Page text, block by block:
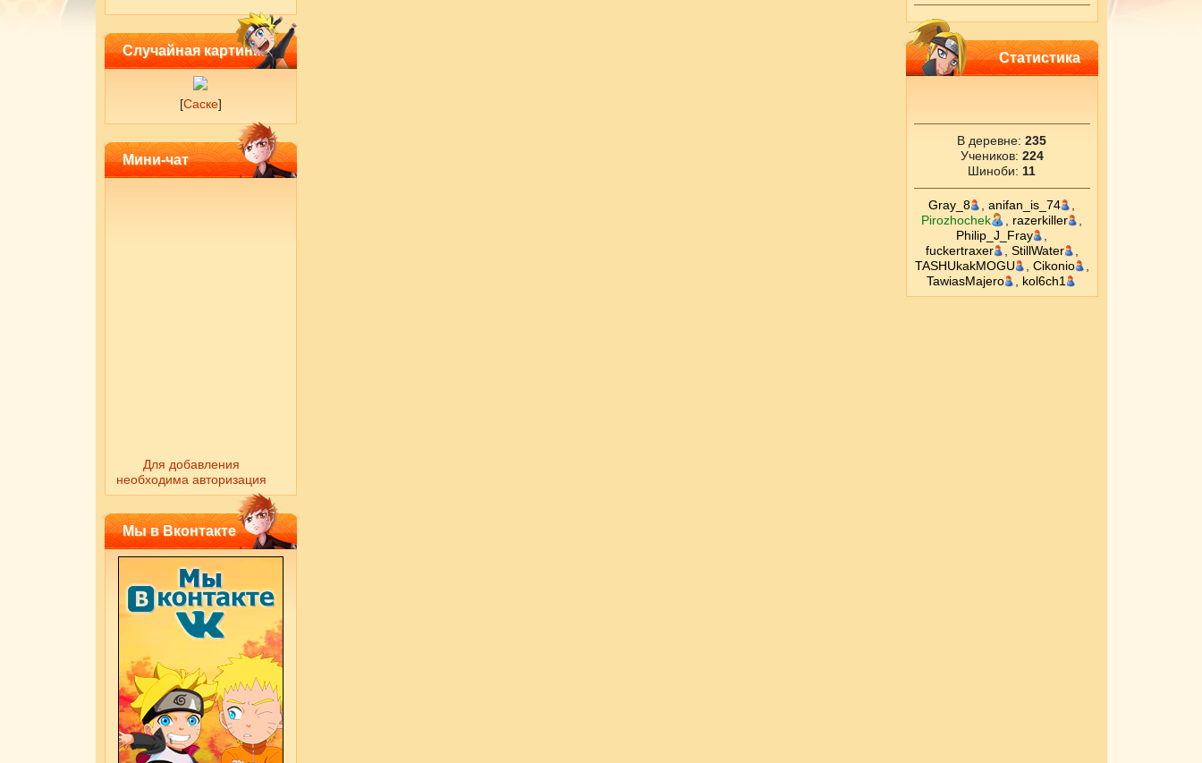
Случайная картинка
[Саске]
Мини-чат
Для добавления
необходима авторизация
Мы в Вконтакте
Статистика
В деревне: 235
Учеников: 224
Шиноби: 11
Gray_8 anifan_is_74
Pirozhochek
razerkiller
Philip_J_Fray
fuckertraxer
StillWater
TASHUkakMOGU
Cikоnio
TawiasMajero
kol6ch1